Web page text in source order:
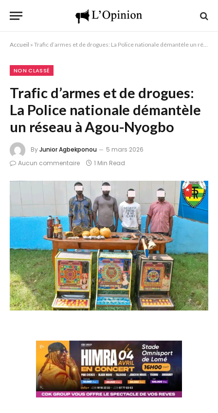
Accueil » Trafic d’armes et de drogues: La Police nationale démantèle un réseau à Agou-Nyogbo
NON CLASSÉ
Trafic d’armes et de drogues:
La Police nationale démantèle
un réseau à Agou-Nyogbo
ByJunior Agbekponou
5 mars 2026
Aucun commentaire
1 Min Read